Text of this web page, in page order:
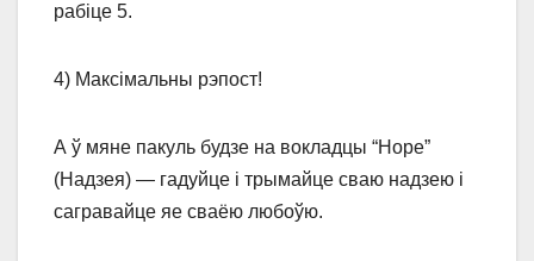
рабіце 5.
4) Максімальны рэпост!
А ў мяне пакуль будзе на вокладцы “Hope”
(Надзея) — гадуйце і трымайце сваю надзею і
сагравайце яе сваёю любоўю.